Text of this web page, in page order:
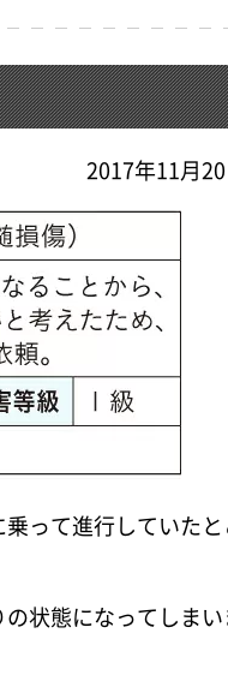
2017年11月
って進行していた
状態になってしま